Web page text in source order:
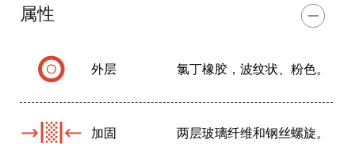
属性
外层 氯丁橡胶，波纹状、粉色。
加固 两层玻璃纤维和钢丝螺旋。